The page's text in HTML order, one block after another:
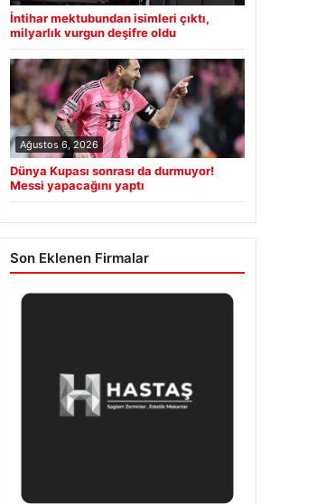
İntihar mektubundan isimleri çıktı,
milyarlık vurgun deşifre oldu
Ağustos 6, 2026
Dünya Kupası sonrası da durmuyor!
Messi yapacağını yaptı
Son Eklenen Firmalar